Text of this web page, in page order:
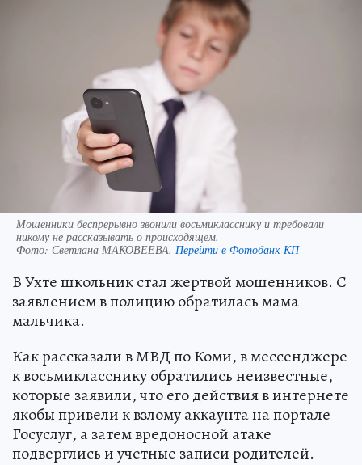
Мошенники беспрерывно звонили восьмикласснику и требовали
никому не рассказывать о происходящем.
Фото: Светлана МАКОВЕЕВА. Перейти в Фотобанк КП
В Ухте школьник стал жертвой мошенников. С
заявлением в полицию обратилась мама
мальчика.
Как рассказали в МВД по Коми, в мессенджере
к восьмикласснику обратились неизвестные,
которые заявили, что его действия в интернете
якобы привели к взлому аккаунта на портале
Госуслуг, а затем вредоносной атаке
подверглись и учетные записи родителей.